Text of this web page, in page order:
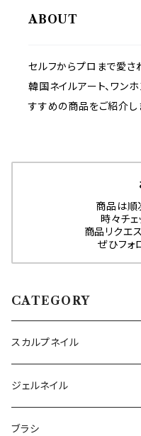
ABOUT
セルフからプロまで愛さ
韓国ネイルアート、ワン
すすめの商品をご紹介し
商品は順
時々チェ
商品リクエ
ぜひフォ
CATEGORY
スカルプネイル
アクリルジェル
アクリルリキッド
ジェルネイル
トップジェル
ブラシ